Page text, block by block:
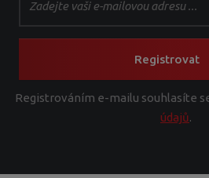
Registrovat
Registrováním e-mailu souhlasíte
údajů.